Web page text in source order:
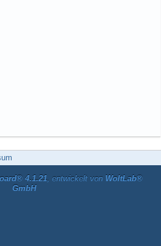
4.1.21, entwickelt von WoltLab®
GmbH